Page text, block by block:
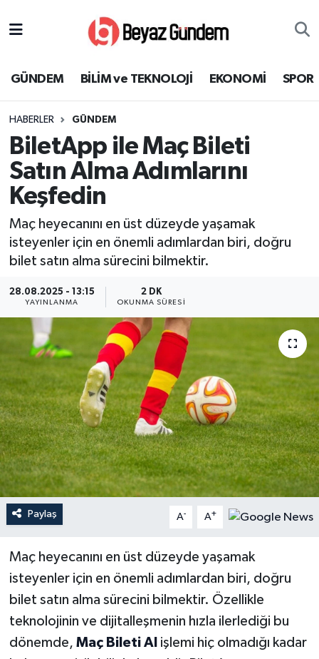
GÜNDEM BİLİM ve TEKNOLOJİ EKONOMİ SPOR
HABERLER GÜNDEM
BiletApp ile Maç Bileti
Satın Alma Adımlarını
Keşfedin
Maç heyecanını en üst düzeyde yaşamak
isteyenler için en önemli adımlardan biri, doğru
bilet satın alma sürecini bilmektir.
28.08.2025 - 13:15
YAYINLANMA
2 DK
OKUNMA SÜRESI
Paylaş A- A+
Maç heyecanını en üst düzeyde yaşamak
isteyenler için en önemli adımlardan biri, doğru
bilet satın alma sürecini bilmektir. Özellikle
teknolojinin ve dijitalleşmenin hızla ilerlediği bu
dönemde, Maç Bileti Al işlemi hiç olmadığı kadar
EKONOMİ
SPOR
SAĞLIK
EĞİTİM
MAGAZİN
YEREL
Süper Lig Puan Durumu ve Fikstür
Tüm Manşetler
Son Dakika Haberleri
Haber Arşivi